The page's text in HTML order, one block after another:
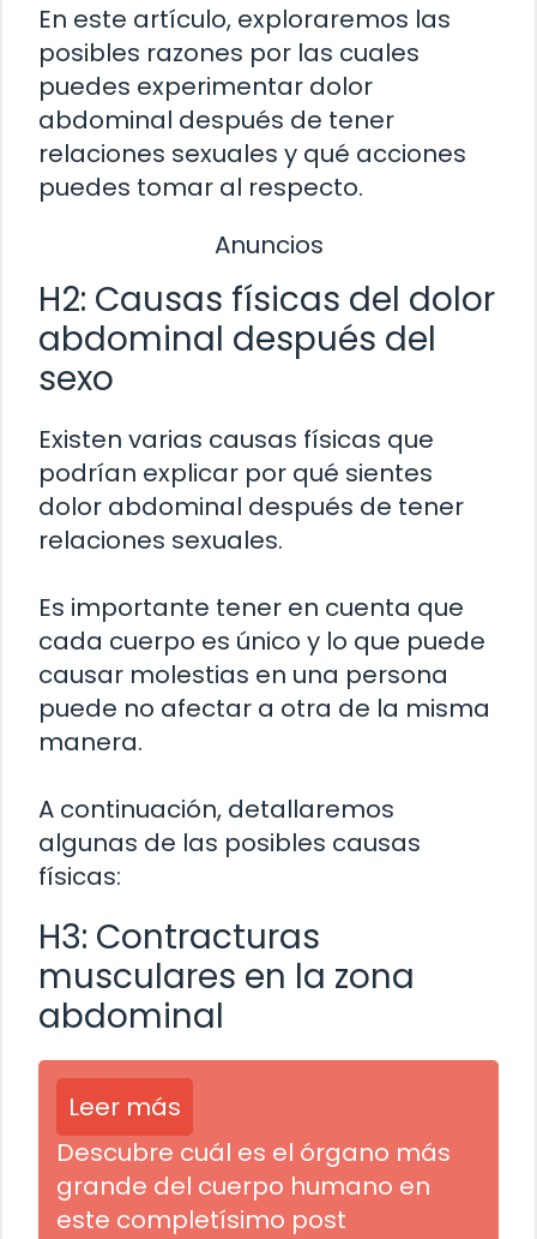
En este artículo, exploraremos las
posibles razones por las cuales
puedes experimentar dolor
abdominal después de tener
relaciones sexuales y qué acciones
puedes tomar al respecto.
Anuncios
H2: Causas físicas del dolor
abdominal después del
sexo
Existen varias causas físicas que
podrían explicar por qué sientes
dolor abdominal después de tener
relaciones sexuales.
Es importante tener en cuenta que
cada cuerpo es único y lo que puede
causar molestias en una persona
puede no afectar a otra de la misma
manera.
A continuación, detallaremos
algunas de las posibles causas
físicas:
H3: Contracturas
musculares en la zona
abdominal
Leer más
Descubre cuál es el órgano más
grande del cuerpo humano en
este completísimo post